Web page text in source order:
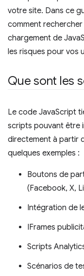
votre site. Dans ce
comment
chargement de
les risques pour vos
Que sont les
Le code JavaScript
scripts pouvant être
directement à partir
quelques exemples :
Boutons de
(Facebook, X,
Intégration de
IFrames
Scripts
Scénarios de